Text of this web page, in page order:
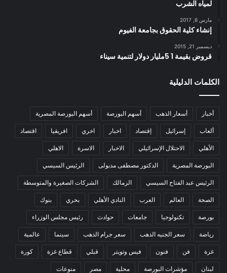
لمياه الشرب
مارس 6, 2017
إنشاء كلية الحقوق بجامعة الفيوم
ديسمبر 21, 2015
قروض بقيمة 1 5مليار دولار لتنمية سيناء
الكلمات الدليلية
أخبار أسعار الذهب أسهم البورصة أسهم البورصة المصرية
ألعاب إسرائيل إقتصاد اخبار اخري افريقيا اقتصاد
الأهلي الاحتلال الإسرائيلي الاخبار الاسرة الاهلي
البورصة المصرية الدكتور مصطفى مدبولى الرئيس السيسي
الرئيس عبد الفتاح السيسي الزمالك الشركات الصغيرة والمتوسطة
الصحة العالم العرب النادي الأهلي بحري بنوك
بورصة تكنولوجيا جامعات حوادث رئيس مجلس الوزراء
رياضة سعر الجنيه الذهب سعر جرام الذهب سينما عالمية
غزة فن فنون فيس وتويتر قبلي قطاع غزة كورة
لبنان مؤشرات البورصة محلية مصر منوعات